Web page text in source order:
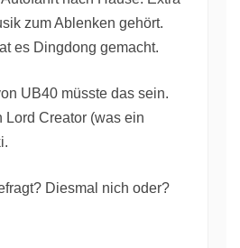
zum Ablenken gehört.
es Dingdong gemacht.
UB40 müsste das sein.
Lord Creator (was ein
Diesmal nich oder?